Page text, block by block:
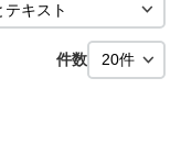
件数